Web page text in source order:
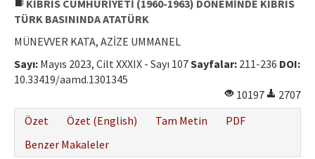
Yazar Rehberi
Hakem Rehberi
İletişim
KIBRIS CUMHURİYETİ (1960-1963) DÖNEMİNDE KIBRIS
TÜRK BASININDA ATATÜRK
MÜNEVVER KATA, AZİZE UMMANEL
Sayı: Mayıs 2023, Cilt XXXIX - Sayı 107Sayfalar: 211-236 DOI:
10.33419/aamd.1301345
10197
2707
Özet
Özet (English) Tam Metin
PDF
Benzer Makaleler